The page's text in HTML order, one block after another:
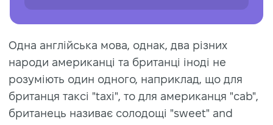
Одна англійська мова, однак, два різних
народи американці та британці іноді не
розуміють один одного, наприклад, що для
британця таксі "taxi", то для американця "cab",
британець називає солодощі "sweet" and